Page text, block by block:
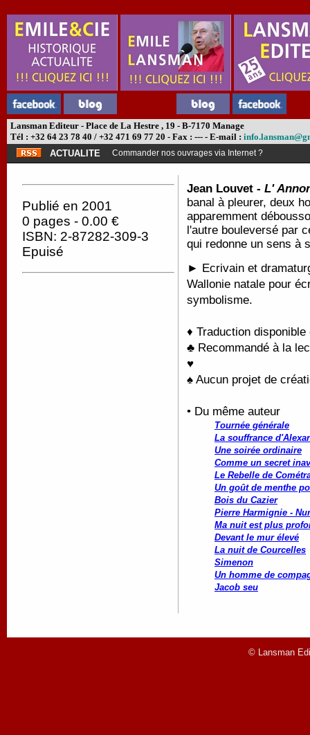
Lansman Editeur - Place de La Hestre , 19 - B-7170 Manage
Tél : +32 64 23 78 40 / +32 471 69 77 20 - Fax : --- - E-mail :
ACTUALITE
Commander nos ouvrages via Internet ?
Publié en 2001
0 pages - 0.00 €
ISBN: 2-87282-309-3
Epuisé
Jean Louvet - L'
banal à pleurer, deux
apparemment
l'autre bouleversé par
qui redonne un sens à
► Ecrivain et
Wallonie natale pour
symbolisme.
♦ Traduction
♣ Recommandé à la
♥
♠ Aucun projet de
• Du même auteur
Tournée générale
La souffrance
Une soirée ordinaire
Comme un secret
Le Rebelle de
Un goût de menthe
Bois du Cazier
Pierre Harmignie -
Ma nuit est plus
Devant le mur élevé
La nuit de Courcelles
Simenon
Un homme de
Jacob seu
© Lansman